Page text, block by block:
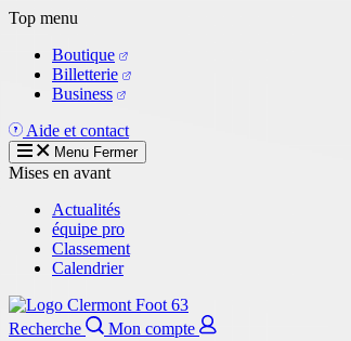
Aller
contenu
principal
Top menu
Boutique
Billetterie
Business
Aide et contact
Menu Fermer
Mises en avant
Actualités
équipe pro
Classement
Calendrier
Recherche
Mon compte